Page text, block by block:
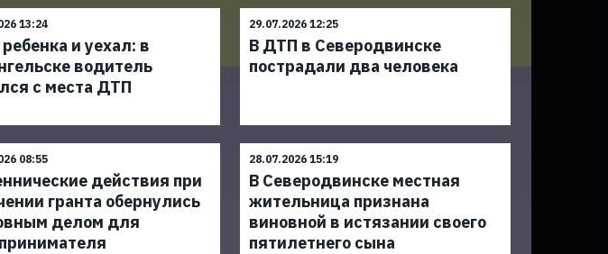
13:24
и уехал: в
водитель
с места ДТП
29.07.2026 12:25
В ДТП в Северодвинске
пострадали два человека
08:55
действия при
гранта обернулись
делом для
28.07.2026 15:19
В Северодвинске местная
жительница признана
виновной в истязании своего
пятилетнего сына